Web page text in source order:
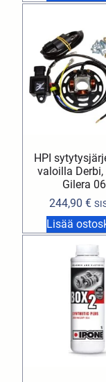
HPI
valoilla Derbi,
Gilera
244,90€
Lisää